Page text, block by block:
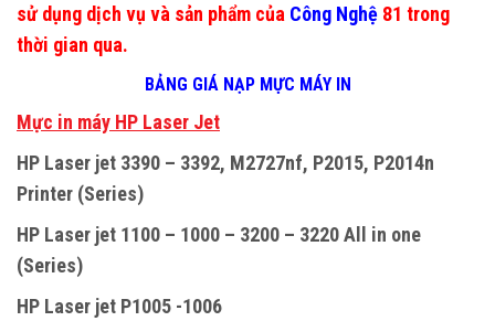
sử dụng dịch vụ và sản phẩm của Công Nghệ 81 trong
thời gian qua.
BẢNG GIÁ NẠP MỰC MÁY IN
Mực in máy HP Laser Jet
HP Laser jet 3390 – 3392, M2727nf, P2015, P2014n
Printer (Series)
HP Laser jet 1100 – 1000 – 3200 – 3220 All in one
(Series)
HP Laser jet P1005 -1006